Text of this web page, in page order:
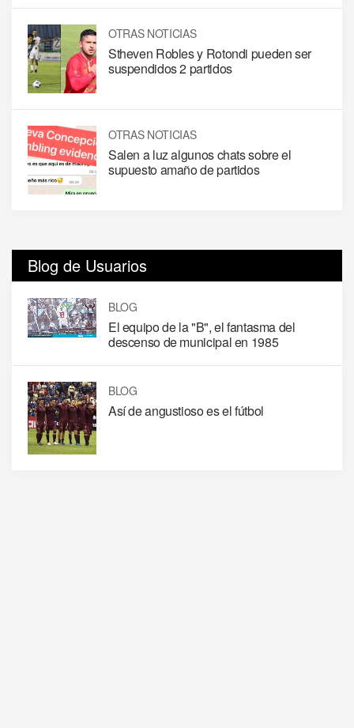
OTRAS NOTICIAS
Stheven Robles y Rotondi pueden ser
suspendidos 2 partidos
OTRAS NOTICIAS
Salen a luz algunos chats sobre el
supuesto amaño de partidos
Blog de Usuarios
BLOG
El equipo de la "B", el fantasma del
descenso de municipal en 1985
BLOG
Así de angustioso es el fútbol